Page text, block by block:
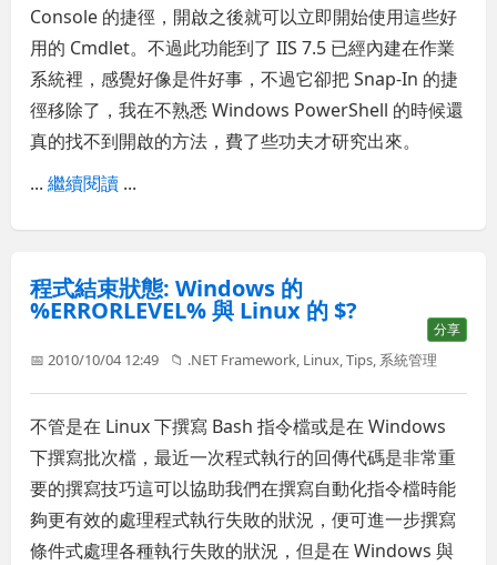
Console 的捷徑，開啟之後就可以立即開始使用這些好
用的 Cmdlet。不過此功能到了 IIS 7.5 已經內建在作業
系統裡，感覺好像是件好事，不過它卻把 Snap-In 的捷
徑移除了，我在不熟悉 Windows PowerShell 的時候還
真的找不到開啟的方法，費了些功夫才研究出來。
...繼續閱讀 ...
程式結束狀態: Windows 的
%ERRORLEVEL% 與 Linux 的 $?
分享
📅 2010/10/04 12:49 📁 .NET Framework, Linux,Tips, 系統管理
不管是在 Linux 下撰寫 Bash 指令檔或是在 Windows
下撰寫批次檔，最近一次程式執行的回傳代碼是非常重
要的撰寫技巧這可以協助我們在撰寫自動化指令檔時能
夠更有效的處理程式執行失敗的狀況，便可進一步撰寫
條件式處理各種執行失敗的狀況，但是在 Windows 與